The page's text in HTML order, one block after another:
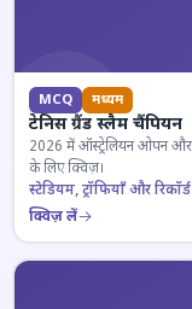
MCQ मध्यम
टेनिस ग्रैंड स्लैम चैंपियन
2026 में ऑस्ट्रेलियन ओपन
के लिए क्विज़।
स्टेडियम, ट्रॉफियाँ और रिकॉर्ड
क्विज़ लें